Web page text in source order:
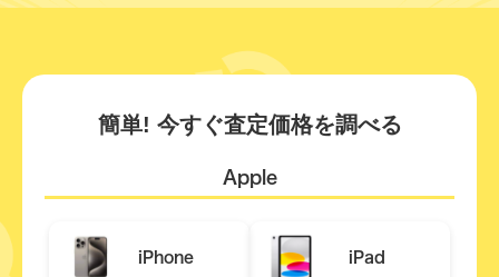
簡単! 今すぐ査定価格を調べる
Apple
iPhone iPad